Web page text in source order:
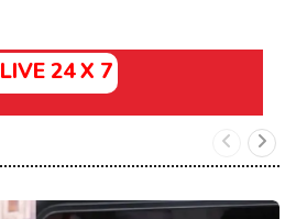
LIVE 24 X 7